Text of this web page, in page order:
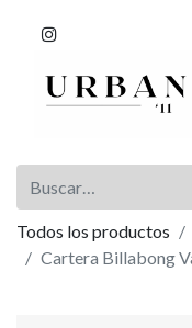
Todos los productos
Cartera Billabong